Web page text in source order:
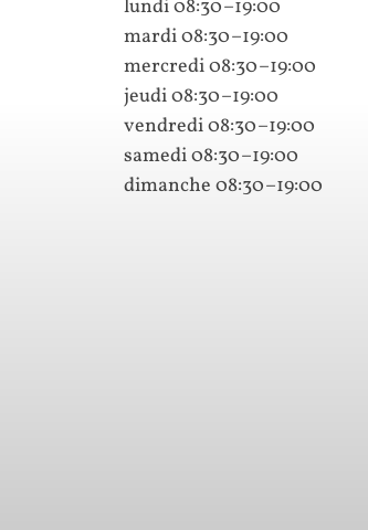
lundi 08:30–19:00
mardi 08:30–19:00
mercredi 08:30–19:00
jeudi 08:30–19:00
vendredi 08:30–19:00
samedi 08:30–19:00
dimanche 08:30–19:00